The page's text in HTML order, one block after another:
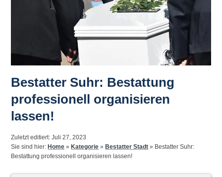
Bestatter Suhr: Bestattung
professionell organisieren
lassen!
Zuletzt editiert: Juli 27, 2023
Sie sind hier: Home » Kategorie » Bestatter Stadt » Bestatter Suhr:
Bestattung professionell organisieren lassen!